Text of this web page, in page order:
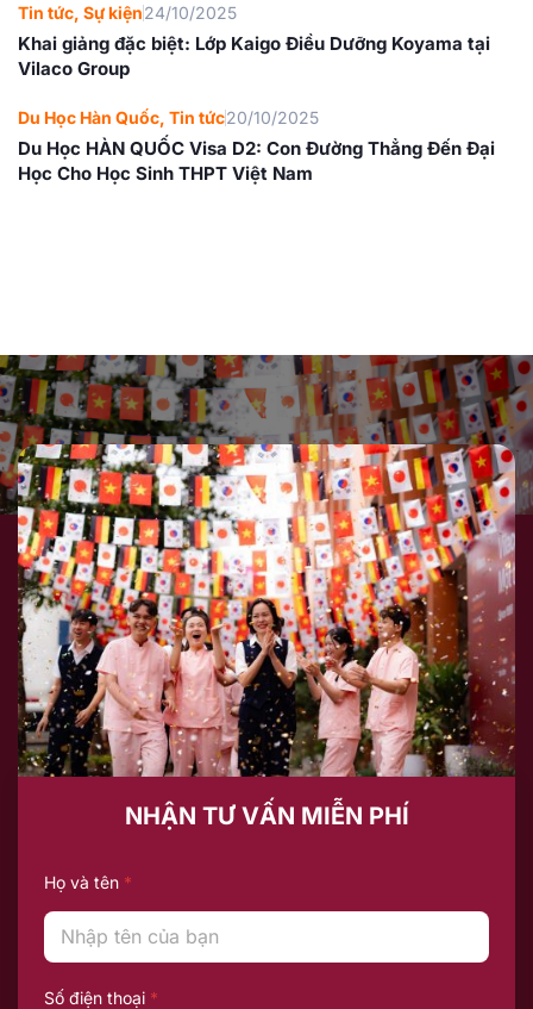
Tin tức, Sự kiện24/10/2025
Khai giảng đặc biệt: Lớp Kaigo Điều Dưỡng Koyama tại
Vilaco Group
Du Học Hàn Quốc, Tin tức20/10/2025
Du Học HÀN QUỐC Visa D2: Con Đường Thẳng Đến Đại
Học Cho Học Sinh THPT Việt Nam
NHẬN TƯ VẤN MIỄN PHÍ
Họ và tên *
Số điện thoại *